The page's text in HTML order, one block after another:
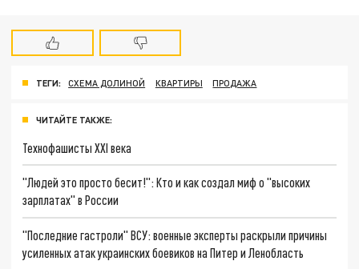
ТЕГИ: СХЕМА ДОЛИНОЙ КВАРТИРЫ ПРОДАЖА
ЧИТАЙТЕ ТАКЖЕ:
Технофашисты XXI века
"Людей это просто бесит!": Кто и как создал миф о "высоких
зарплатах" в России
"Последние гастроли" ВСУ: военные эксперты раскрыли причины
усиленных атак украинских боевиков на Питер и Ленобласть